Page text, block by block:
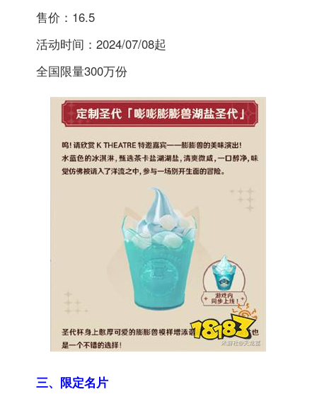
售价：16.5
活动时间：2024/07/08起
全国限量300万份
三、限定名片